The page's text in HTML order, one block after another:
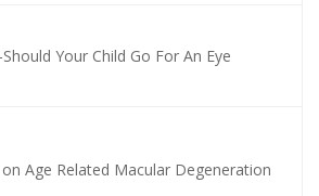
Your Child Go For An Eye
Age Related Macular Degeneration